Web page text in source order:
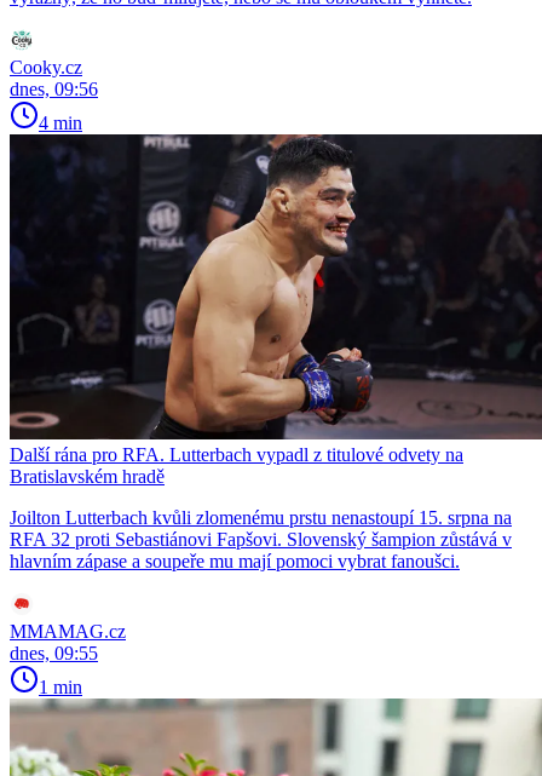
Cooky.cz
dnes, 09:56
4 min
Další rána pro RFA. Lutterbach vypadl z titulové odvety na
Bratislavském hradě
Joilton Lutterbach kvůli zlomenému prstu nenastoupí 15. srpna na
RFA 32 proti Sebastiánovi Fapšovi. Slovenský šampion zůstává v
hlavním zápase a soupeře mu mají pomoci vybrat fanoušci.
MMAMAG.cz
dnes, 09:55
1 min